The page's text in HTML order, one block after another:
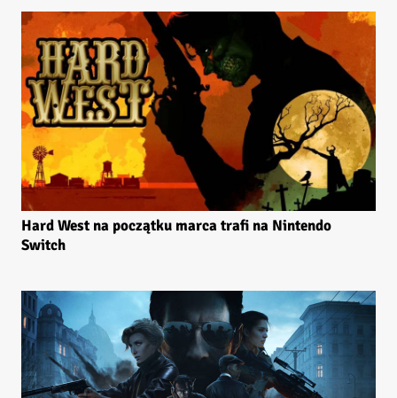
Hard West na początku marca trafi na Nintendo
Switch